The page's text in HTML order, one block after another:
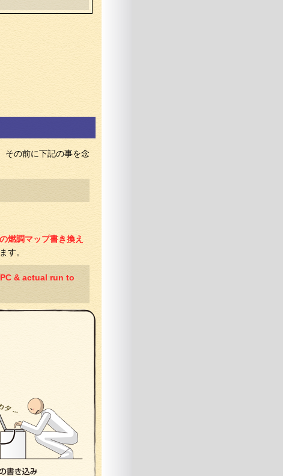
その前に下記の事を念
燃調マップ書き換え
す。
& actual run to